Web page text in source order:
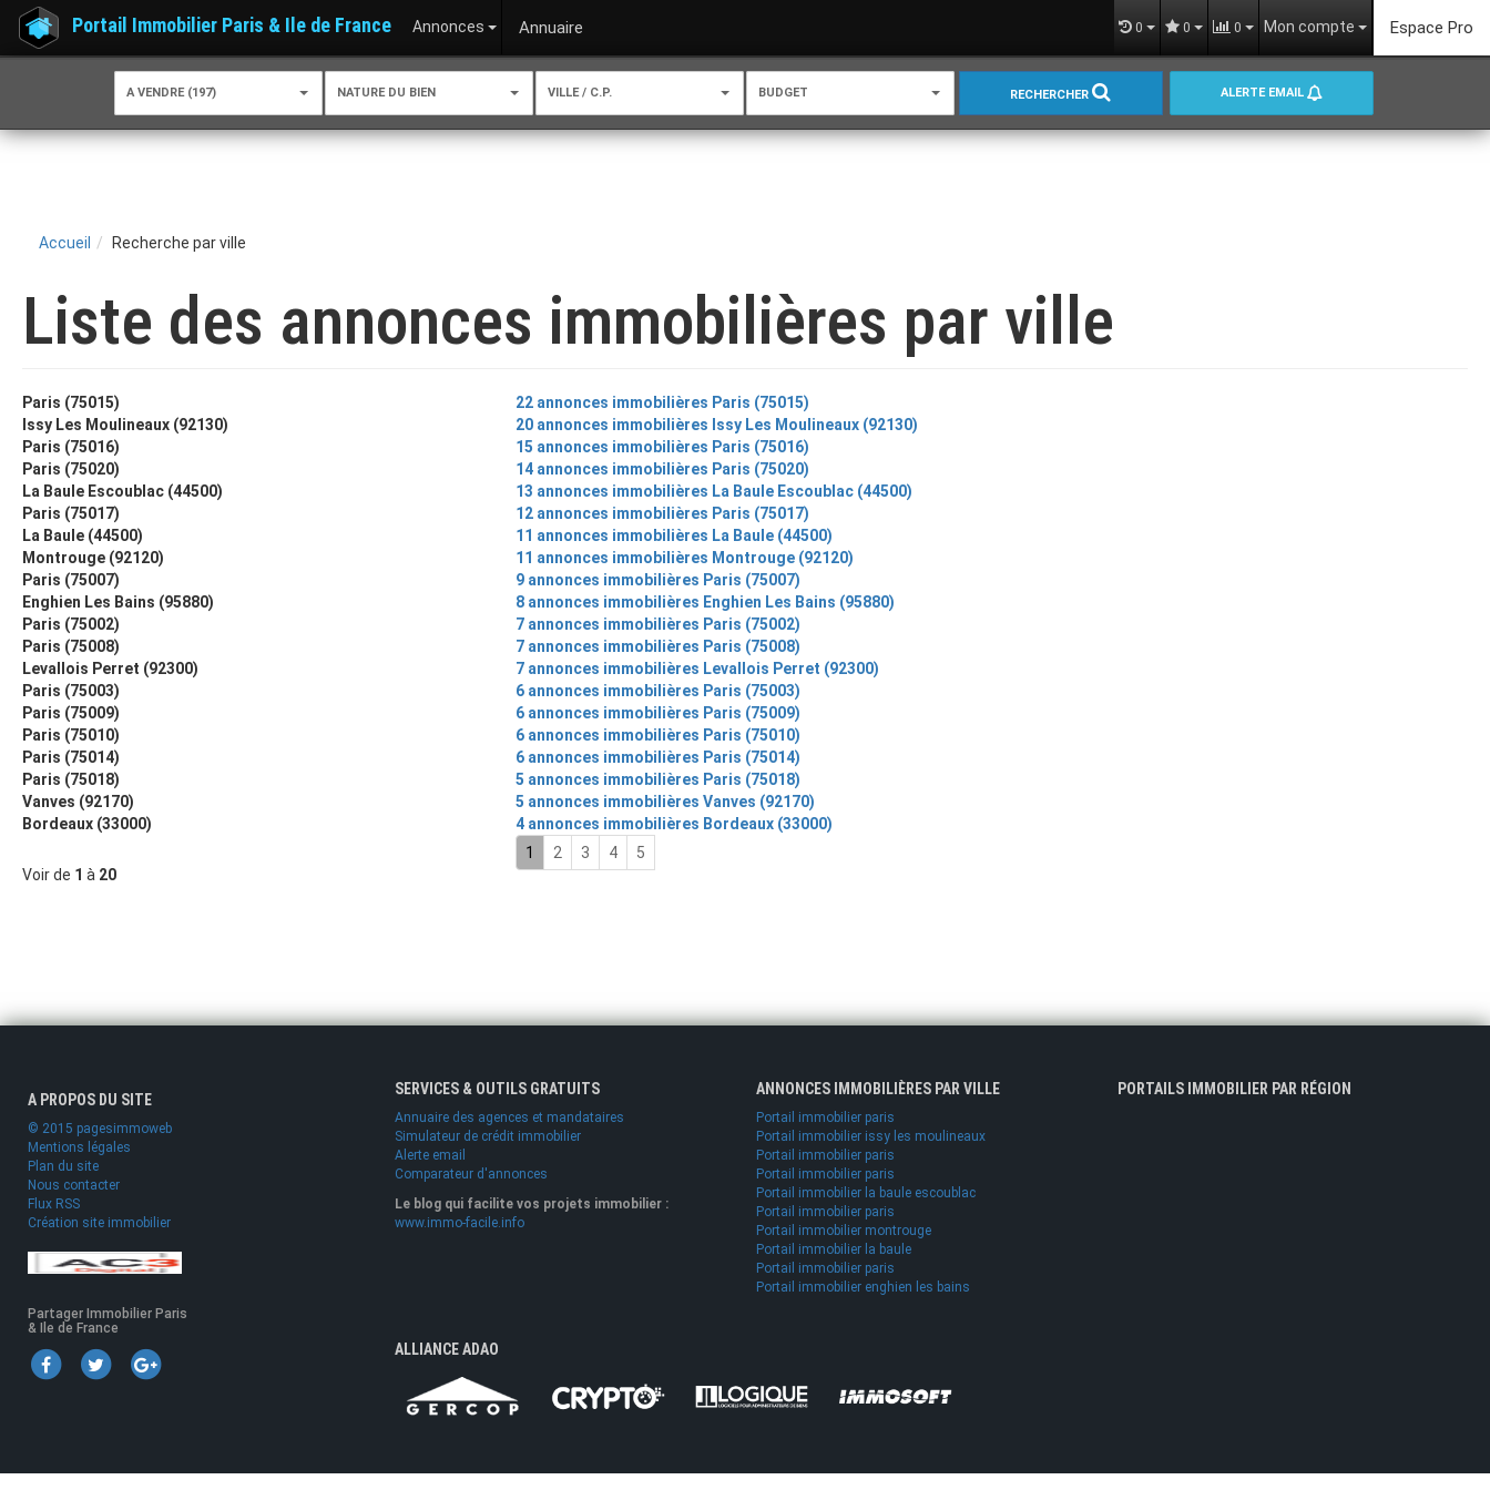
Portail Immobilier Paris & Ile de France Annonces Annuaire 0 0 0 Mon compte Espace Pro
A VENDRE (197) NATURE DU BIEN VILLE / C.P. BUDGET RECHERCHER ALERTE EMAIL
Accueil Recherche par ville
Liste des annonces immobilières par ville
Paris (75015)
22 annonces immobilières Paris (75015)
Issy Les Moulineaux (92130)
20 annonces immobilières Issy Les Moulineaux (92130)
Paris (75016)
15 annonces immobilières Paris (75016)
Paris (75020)
14 annonces immobilières Paris (75020)
La Baule Escoublac (44500)
13 annonces immobilières La Baule Escoublac (44500)
Paris (75017)
12 annonces immobilières Paris (75017)
La Baule (44500)
11 annonces immobilières La Baule (44500)
Montrouge (92120)
11 annonces immobilières Montrouge (92120)
Paris (75007)
9 annonces immobilières Paris (75007)
Enghien Les Bains (95880)
8 annonces immobilières Enghien Les Bains (95880)
Paris (75002)
7 annonces immobilières Paris (75002)
Paris (75008)
7 annonces immobilières Paris (75008)
Levallois Perret (92300)
7 annonces immobilières Levallois Perret (92300)
Paris (75003)
6 annonces immobilières Paris (75003)
Paris (75009)
6 annonces immobilières Paris (75009)
Paris (75010)
6 annonces immobilières Paris (75010)
Paris (75014)
6 annonces immobilières Paris (75014)
Paris (75018)
5 annonces immobilières Paris (75018)
Vanves (92170)
5 annonces immobilières Vanves (92170)
Bordeaux (33000)
4 annonces immobilières Bordeaux (33000)
Voir de 1 à 20
1 2 3 4 5
A PROPOS DU SITE
© 2015 pagesimmoweb
Mentions légales
Plan du site
Nous contacter
Flux RSS
Création site immobilier
Partager Immobilier Paris
& Ile de France
SERVICES & OUTILS GRATUITS
Annuaire des agences et mandataires
Simulateur de crédit immobilier
Alerte email
Comparateur d'annonces
Le blog qui facilite vos projets immobilier :
www.immo-facile.info
ANNONCES IMMOBILIÈRES PAR VILLE
Portail immobilier paris
Portail immobilier issy les moulineaux
Portail immobilier paris
Portail immobilier paris
Portail immobilier la baule escoublac
Portail immobilier paris
Portail immobilier montrouge
Portail immobilier la baule
Portail immobilier paris
Portail immobilier enghien les bains
ALLIANCE ADAO
PORTAILS IMMOBILIER PAR RÉGION